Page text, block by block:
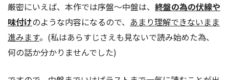
厳密にいえば、本作では序盤～中盤は、 終盤の為の伏線や
味付けのような内容になるので、 あまり理解できないまま
進みます。(私はあらすじさえも見ないで読み始めた為、
何の話か分かりませんでした)